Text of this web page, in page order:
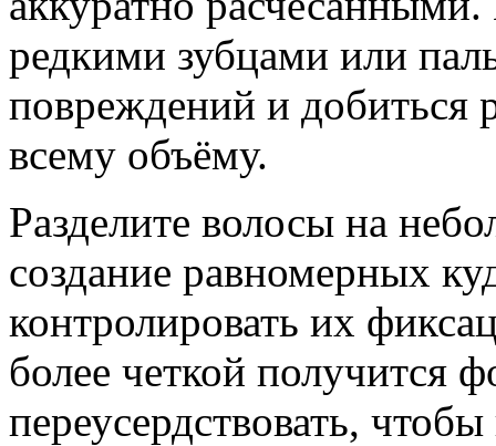
редкими зубцами или
повреждений и добиться
всему объёму.
Разделите волосы на
создание равномерных
контролировать их
более четкой получится
переусердствовать,